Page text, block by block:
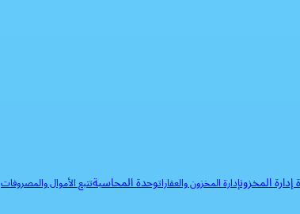
المخزونإدارة المخزون والعقاراتوحدة المحاسبةتتبع الأموال والمصروفات